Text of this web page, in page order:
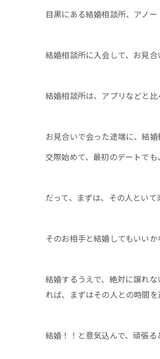
目黒にある結婚相談所、アノ
結婚相談所に入会して、お見
結婚相談所は、アプリなどと
お見合いで会った途端に、結
交際始めて、最初のデートで
だって、まずは、その人とい
そのお相手と結婚してもいい
結婚するうえで、絶対に譲れ
れば、まずはその人との時間
結婚！！と意気込んで、頑張